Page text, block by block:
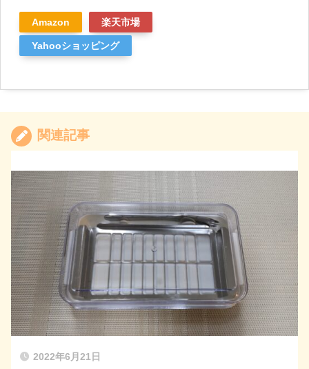
Amazon 楽天市場
Yahooショッピング
関連記事
2022年6月21日